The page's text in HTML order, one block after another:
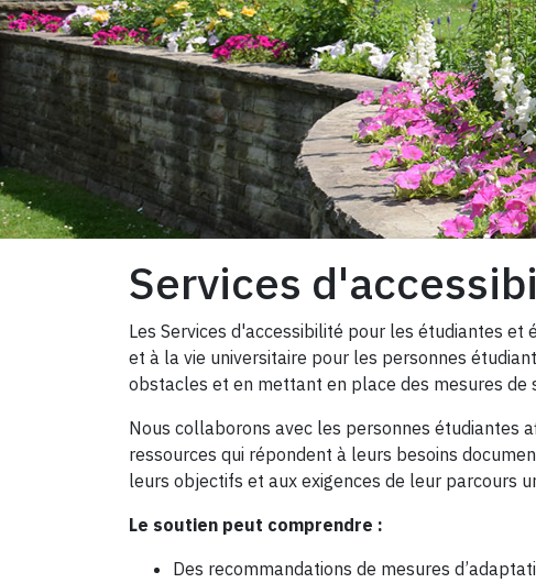
Services
Les Services d'accessibilité pour les étudiantes et
et à la vie universitaire pour les personnes
obstacles et en mettant en place des mesures
Nous collaborons avec les personnes étudiantes
ressources qui répondent à leurs besoins
leurs objectifs et aux exigences de leur parcours
Le soutien peut comprendre :
Des recommandations de mesures